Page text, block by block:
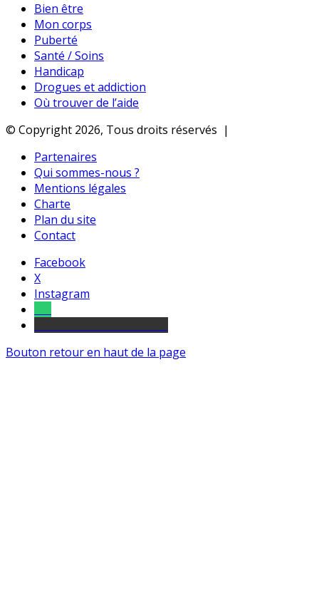
Bien être
Mon corps
Puberté
Santé / Soins
Handicap
Drogues et addiction
Où trouver de l’aide
© Copyright 2026, Tous droits réservés |
Partenaires
Qui sommes-nous ?
Mentions légales
Charte
Plan du site
Contact
Facebook
X
Instagram
Bouton retour en haut de la page